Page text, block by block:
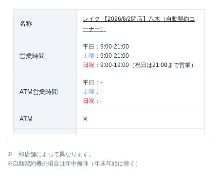
名称
レイク
【2026/6/2閉店】八木（自動契約コ
ーナー）
営業時間
平日： 9:00-21:00
土曜 ： 9:00-21:00
日祝 ： 9:00-19:00（祝日は21:00まで営業）
ATM営業時間
平日： -
土曜 ： -
日祝 ： -
ATM ✕
住所
広島県広島市安佐南区緑井6-2-24 川井ビ
ル1階
※一部店舗によって異なります。
※自動契約機の場合は年中無休（年末年始は除く）